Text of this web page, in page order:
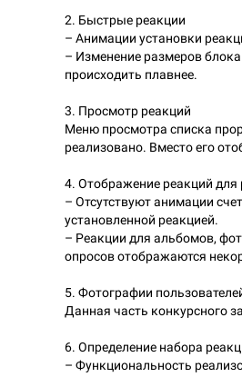
2. Быстрые реакции
– Анимации установки
– Изменение размеров
происходить плавнее.
3. Просмотр реакций
Меню просмотра списка
реализовано. Вместо его
4. Отображение реакций для
– Отсутствуют анимации
установленной реакцией.
– Реакции для альбомов,
опросов отображаются
5. Фотографии
Данная часть конкурсного
6. Определение набора
– Функциональность